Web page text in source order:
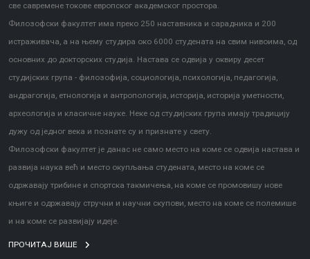
све савремене токове европског академског простора.
Филозофски факултет има преко 250 наставника и сарадника и 200
истраживача, а на њему студира око 6000 студената на свим нивоима, од
основних до докторских студија. Настава се одвија у оквиру десет
студијских група - филозофија, социологија, психологија, педагогија,
андрагогија, етнологија и антропологија, историја, историја уметности,
археологија и класичне науке. Неке од студијских група имају традицију
дужу од једног века и познате су и признате у свету.
Филозофски факултет је данас не само место на коме се одвија настава и
развија наука већ и место окупљања студената, место на коме се
одржавају трибине и спортска такмичења, на коме се промовишу нове
књиге и одржавају стручни и научни скупови, место на коме се полемише
и на коме се развијају идеје.
ПРОЧИТАЈ ВИШЕ